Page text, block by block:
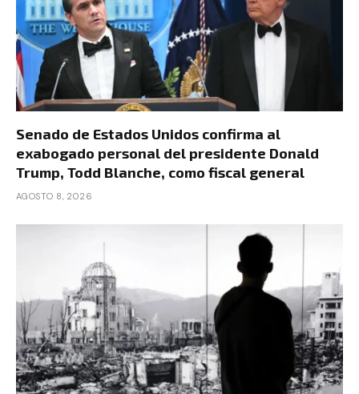
Senado de Estados Unidos confirma al
exabogado personal del presidente Donald
Trump, Todd Blanche, como fiscal general
AGOSTO 8, 2026